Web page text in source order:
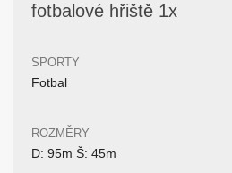
fotbalové hřiště 1x
SPORTY
Fotbal
ROZMĚRY
D: 95m Š: 45m